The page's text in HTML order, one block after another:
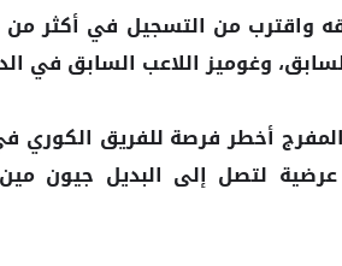
واقترب من التسجيل في أكثر
وغوميز اللاعب السابق في
لتصل إلى البديل جيون